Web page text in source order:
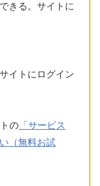
きる。サイトに
イトにログイン
の「サービス
（無料お試